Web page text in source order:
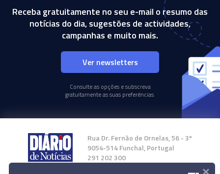
Receba gratuitamente no seu e-mail o resumo das
notícias do dia, sugestões de actividades,
campanhas e muito mais.
Ver newsletters
Consulte as opções e subscreva
gratuitamente as suas preferências.
Rua Dr. Fernão de Ornelas, 56 - 3º
9054-514 Funchal, Portugal
291 202 300